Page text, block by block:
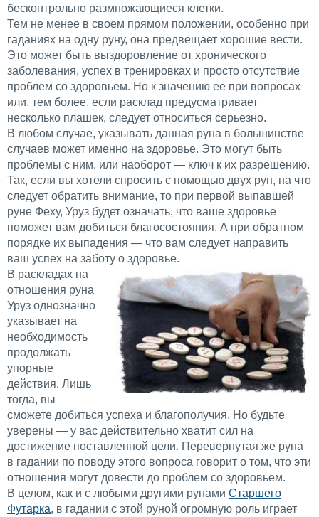
бесконтрольно размножающиеся клетки.
Тем не менее в своем прямом положении, особенно при
гаданиях на одну руну, она предвещает хорошие вести.
Это может быть выздоровление от хронического
заболевания, успех в тренировках и просто отсутствие
проблем со здоровьем. Но к значению ее при вопросах
или, тем более, если расклад предусматривает
несколько плашек, следует относиться серьезно.
В любом случае, указывать данная руна в большинстве
случаев может именно на здоровье. Это могут быть
проблемы с ним, или наоборот — ключ к их разрешению.
Так, если вы хотели спросить с помощью двух рун, на что
следует обратить внимание, то при первой выпавшей
руне Феху, Уруз будет означать, что ваше здоровье
поможет вам добиться благосостояния. А при обратном
порядке их выпадения — что вам следует направить
ваш успех на заботу о здоровье.
В раскладах на
отношения руна
Уруз однозначно
указывает на
необходимость
продолжать
упорные
действия. Лишь
тогда, вы
сможете добиться успеха и благополучия. Но будьте
уверены — у вас действительно хватит сил на
достижение поставленной цели. Перевернутая же руна
в гадании по поводу этого вопроса говорит о том, что эти
отношения могут довести до проблем со здоровьем.
В целом, как и с любыми другими рунами Старшего
Футарка, в гадании с этой руной огромную роль играет